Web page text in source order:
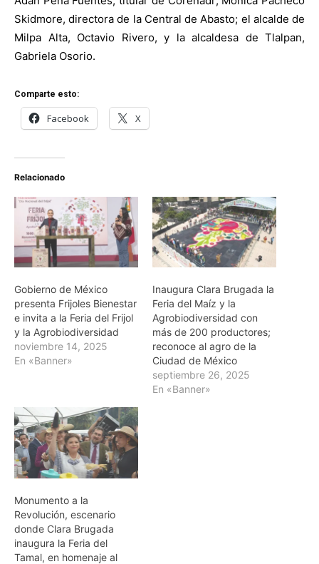
Skidmore, directora de la Central de Abasto; el alcalde de
Milpa Alta, Octavio Rivero, y la alcaldesa de Tlalpan,
Gabriela Osorio.
Comparte esto:
Facebook X
Relacionado
Gobierno de México
presenta Frijoles Bienestar
e invita a la Feria del Frijol
y la Agrobiodiversidad
noviembre 14, 2025
En «Banner»
Inaugura Clara Brugada la
Feria del Maíz y la
Agrobiodiversidad con
más de 200 productores;
reconoce al agro de la
Ciudad de México
septiembre 26, 2025
En «Banner»
Monumento a la
Revolución, escenario
donde Clara Brugada
inaugura la Feria del
Tamal, en homenaje al